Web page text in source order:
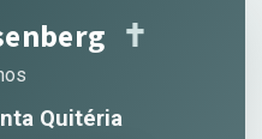
✝︎
Quitéria